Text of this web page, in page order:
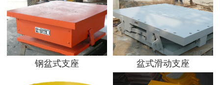
钢盆式支座 盆式滑动支座